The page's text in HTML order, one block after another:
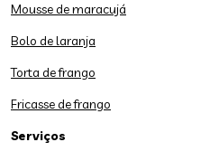
Mousse de maracujá
Bolo de laranja
Torta de frango
Fricasse de frango
Serviços